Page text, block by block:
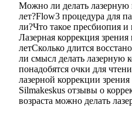
Можно ли делать лазерную
лет?Flow3 процедура для
ли?Что такое пресбиопия и
Лазерная коррекция
летСколько длится
ли смысл делать лазерную
понадобятся очки для
лазерной коррекции зрения
Silmakeskus отзывы о
возраста можно делать